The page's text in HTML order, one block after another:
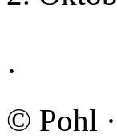
·
© Pohl